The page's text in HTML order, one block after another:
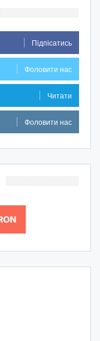
Підпісатись
Фоловити нас
Читати
Фоловити нас